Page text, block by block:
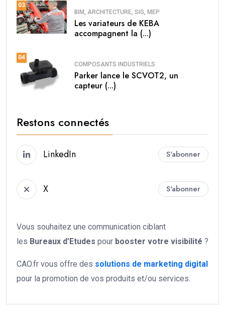
03
BIM, ARCHITECTURE, SIG, MEP
Les variateurs de KEBA
accompagnent la (...)
04
COMPOSANTS INDUSTRIELS
Parker lance le SCVOT2, un
capteur (...)
Restons connectés
LinkedIn S'abonner
X S'abonner
Vous souhaitez une communication ciblant
les Bureaux d’Etudes pour booster votre visibilité ?
CAO.fr vous offre des solutions de marketing digital
pour la promotion de vos produits et/ou services.